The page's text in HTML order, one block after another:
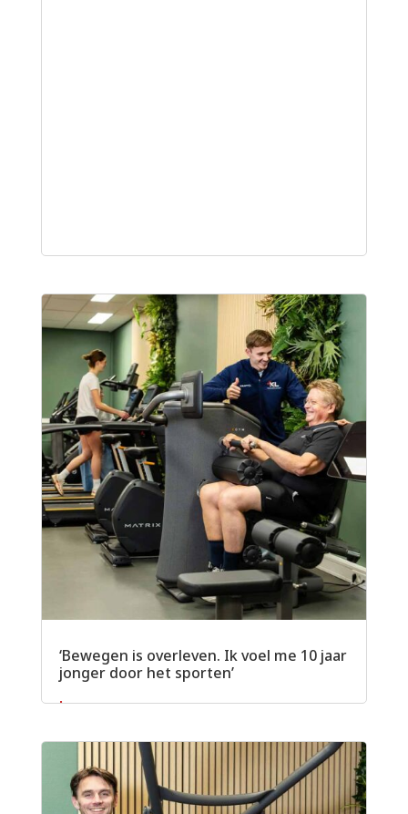
‘Bewegen is overleven. Ik voel me 10 jaar
jonger door het sporten’
Lees meer